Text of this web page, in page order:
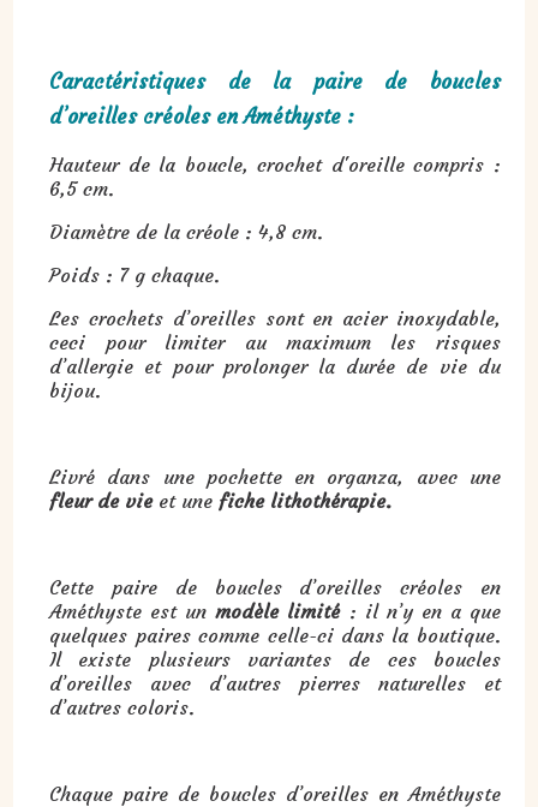
Caractéristiques de la paire de boucles
d’oreilles créoles en Améthyste :
Hauteur de la boucle, crochet d'oreille compris :
6,5 cm.
Diamètre de la créole : 4,8 cm.
Poids : 7 g chaque.
Les crochets d’oreilles sont en acier inoxydable,
ceci pour limiter au maximum les risques
d’allergie et pour prolonger la durée de vie du
bijou.
Livré dans une pochette en organza, avec une
fleur de vieet une fiche lithothérapie.
Cette paire de boucles d’oreilles créoles en
Améthyste est unmodèle limité: il n’y en a que
quelques paires comme celle-ci dans la boutique.
Il existe plusieurs variantes de ces boucles
d’oreilles avec d’autres pierres naturelles et
d’autres coloris.
Chaque paire de boucles d’oreilles en Améthyste